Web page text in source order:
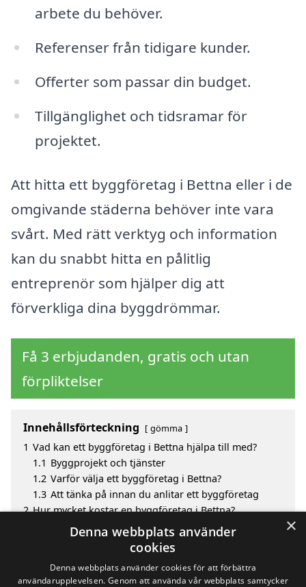
arbete du behöver.
Referenser från tidigare kunder.
Offerter som passar din budget.
Tillgänglighet och tidsramar för
projektet.
Att hitta ett byggföretag i Bettna eller i de
omgivande städerna behöver inte vara
svårt. Med rätt verktyg och information
kan du snabbt hitta en pålitlig
entreprenör som hjälper dig att
förverkliga dina byggdrömmar.
Få 3 erbjudanden, gratis och utan
förpliktelser
Innehållsförteckning gömma
1 Vad kan ett byggföretag i Bettna hjälpa till med?
1.1 Byggprojekt och tjänster
1.2 Varför välja ett byggföretag i Bettna?
1.3 Att tänka på innan du anlitar ett byggföretag
2 Hur mycket kostar en byggföretag i Bettna?
Fördelar med att välja byggföretag i Bettna
Sök efter en skicklig byggföretag i de omgivande
×
Denna webbplats använder
cookies
Denna webbplats använder cookies för att förbättra
användarupplevelsen. Genom att använda vår webbplats samtycker